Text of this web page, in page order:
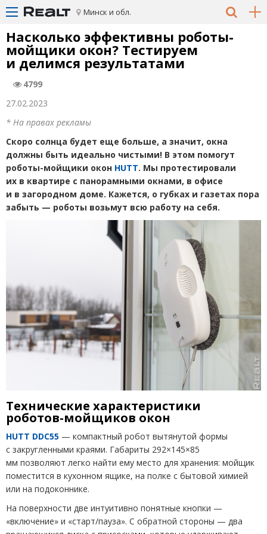
Минск и обл.
Насколько эффективны роботы-
мойщики окон? Тестируем
и делимся результатами
4799
27.02.2023
* На правах рекламы
Скоро солнца будет еще больше, а значит, окна
должны быть идеально чистыми! В этом помогут
роботы-мойщики окон HUTT. Мы протестировали
их в квартире с панорамными окнами, в офисе
и в загородном доме. Кажется, о губках и газетах пора
забыть — роботы возьмут всю работу на себя.
Технические характеристики
роботов-мойщиков окон
HUTT DDC55 — компактный робот вытянутой формы
с закругленными краями. Габариты 292×145×85
мм позволяют легко найти ему место для хранения: мойщик
поместится в кухонном ящике, на полке с бытовой химией
или на подоконнике.
На поверхности две интуитивно понятные кнопки —
«включение» и «старт/пауза». С обратной стороны — два